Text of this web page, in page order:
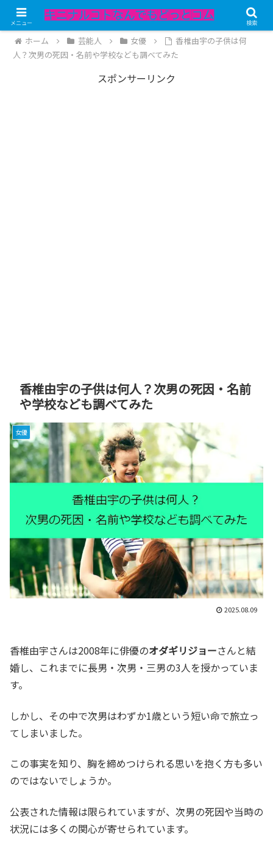
記事内にPRが含まれています。
ホーム 芸能人 女優
香椎由宇の子供は何
人？次男の死因・名前や学校なども調べてみた
スポンサーリンク
香椎由宇の子供は何人？次男の死因・名前
や学校なども調べてみた
女優
2025.08.09
香椎由宇さんは2008年に俳優のオダギリジョーさんと結
婚し、これまでに長男・次男・三男の3人を授かっていま
す。
しかし、その中で次男はわずか1歳という短い命で旅立っ
てしまいました。
この事実を知り、胸を締めつけられる思いを抱く方も多い
のではないでしょうか。
公表された情報は限られていますが、次男の死因や当時の
状況には多くの関心が寄せられています。
メニュー 検索